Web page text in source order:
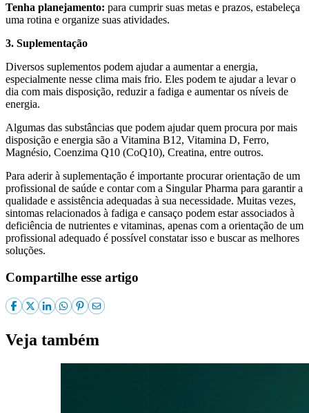
Tenha planejamento: para cumprir suas metas e prazos, estabeleça
uma rotina e organize suas atividades.
3. Suplementação
Diversos suplementos podem ajudar a aumentar a energia,
especialmente nesse clima mais frio. Eles podem te ajudar a levar o
dia com mais disposição, reduzir a fadiga e aumentar os níveis de
energia.
Algumas das substâncias que podem ajudar quem procura por mais
disposição e energia são a Vitamina B12, Vitamina D, Ferro,
Magnésio, Coenzima Q10 (CoQ10), Creatina, entre outros.
Para aderir à suplementação é importante procurar orientação de um
profissional de saúde e contar com a Singular Pharma para garantir a
qualidade e assistência adequadas à sua necessidade. Muitas vezes,
sintomas relacionados à fadiga e cansaço podem estar associados à
deficiência de nutrientes e vitaminas, apenas com a orientação de um
profissional adequado é possível constatar isso e buscar as melhores
soluções.
Compartilhe esse artigo
Veja também